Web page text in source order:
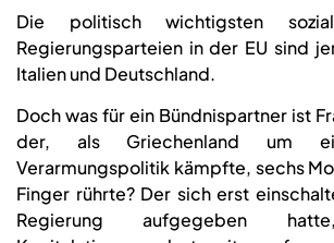
Die politisch wichtigsten
Regierungsparteien in der EU sind
Italien und Deutschland.
Doch was für ein Bündnispartner ist
der, als Griechenland um
Verarmungspolitik kämpfte, sechs
Finger rührte? Der sich erst
Regierung aufgegeben